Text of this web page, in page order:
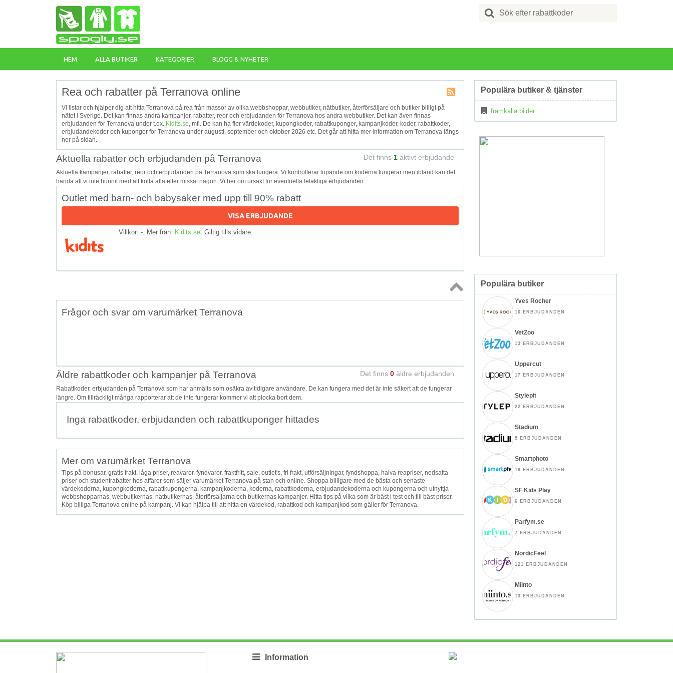
Search
for:
HEM ALLA BUTIKER KATEGORIER BLOGG & NYHETER
RSS
Rea och rabatter på Terranova online
Vi listar och hjälper dig att hitta Terranova på rea från massor av olika webbshoppar, webbutiker, nätbutiker, återförsäljare och butiker billigt på
nätet i Sverige. Det kan finnas andra kampanjer, rabatter, reor och erbjudanden för Terranova hos andra webbutiker. Det kan även finnas
erbjudanden för Terranova under t.ex. Kidits.se, mfl. De kan ha fler värdekoder, kupongkoder, rabattkuponger, kampanjkoder, koder, rabattkoder,
erbjudandekoder och kuponger för Terranova under augusti, september och oktober 2026 etc. Det går att hitta mer information om Terranova längs
ner på sidan.
Aktuella rabatter och erbjudanden på Terranova Det finns 1 aktivt erbjudande
Aktuella kampanjer, rabatter, reor och erbjudanden på Terranova som ska fungera. Vi kontrollerar löpande om koderna fungerar men ibland kan det
hända att vi inte hunnit med att kolla alla eller missat någon. Vi ber om ursäkt för eventuella felaktiga erbjudanden.
Outlet med barn- och babysaker med upp till 90% rabatt
VISA ERBJUDANDE
Villkor: -. Mer från: Kidits.se . Giltig tills vidare.
Topp
Frågor och svar om varumärket Terranova
Äldre rabattkoder och kampanjer på Terranova Det finns 0 äldre erbjudanden
Rabattkoder, erbjudanden på Terranova som har anmälts som osäkra av tidigare användare. De kan fungera med det är inte säkert att de fungerar
längre. Om tillräckligt många rapporterar att de inte fungerar kommer vi att plocka bort dem.
Inga rabattkoder, erbjudanden och rabattkuponger hittades
Mer om varumärket Terranova
Tips på bonusar, gratis frakt, låga priser, reavaror, fyndvaror, fraktfritt, sale, outlet's, fri frakt, utförsäljningar, fyndshoppa, halva reapriser, nedsatta
priser och studentrabatter hos affärer som säljer varumärket Terranova på stan och online. Shoppa billigare med de bästa och senaste
värdekoderna, kupongkoderna, rabattkupongerna, kampanjkoderna, koderna, rabattkoderna, erbjudandekoderna och kupongerna och utnyttja
webbshopparnas, webbutikernas, nätbutikernas, återförsäljarna och butikernas kampanjer. Hitta tips på vilka som är bäst i test och till bäst priser.
Köp billiga Terranova online på kampanj. Vi kan hjälpa till att hitta en värdekod, rabattkod och kampanjkod som gäller för Terranova.
Populära butiker & tjänster
framkalla bilder
Populära butiker
Yves Rocher
16 ERBJUDANDEN
VetZoo
13 ERBJUDANDEN
Uppercut
17 ERBJUDANDEN
Stylepit
22 ERBJUDANDEN
Stadium
5 ERBJUDANDEN
Smartphoto
16 ERBJUDANDEN
SF Kids Play
6 ERBJUDANDEN
Parfym.se
7 ERBJUDANDEN
NordicFeel
121 ERBJUDANDEN
Miinto
13 ERBJUDANDEN
Information